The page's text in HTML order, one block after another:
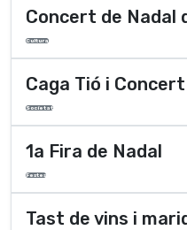
Concert de Nadal
Cultura
Caga Tió i
Societat
1a Fira de Nadal
Festes
Tast de vins i